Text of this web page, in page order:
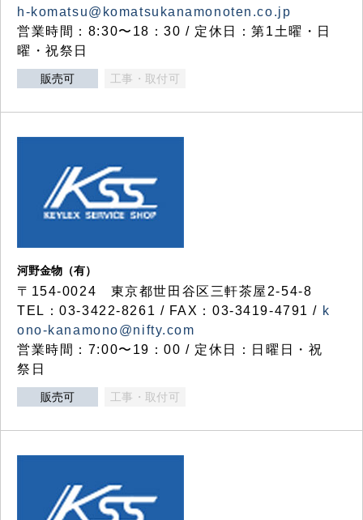
h-komatsu@komatsukanamonoten.co.jp
営業時間：8:30〜18：30 / 定休日：第1土曜・日
曜・祝祭日
販売可 工事・取付可
河野金物（有）
〒154-0024 東京都世田谷区三軒茶屋2-54-8
TEL：03-3422-8261 / FAX：03-3419-4791 / k
ono-kanamono@nifty.com
営業時間：7:00〜19：00 / 定休日：日曜日・祝
祭日
販売可 工事・取付可